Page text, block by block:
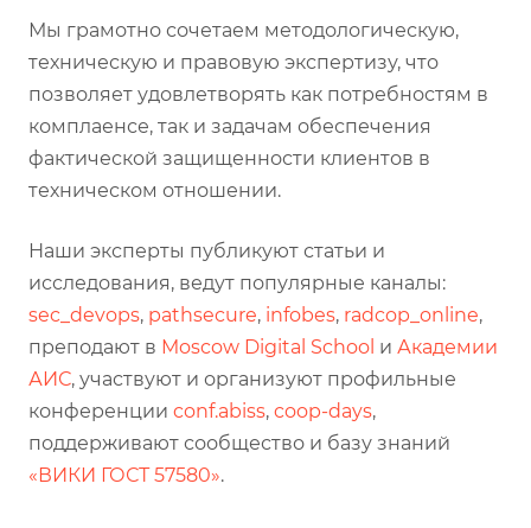
Мы грамотно сочетаем методологическую,
техническую и правовую экспертизу, что
позволяет удовлетворять как потребностям в
комплаенсе, так и задачам обеспечения
фактической защищенности клиентов в
техническом отношении.
Наши эксперты публикуют статьи и
исследования, ведут популярные каналы:
sec_devops, pathsecure, infobes, radcop_online,
преподают в Moscow Digital School и Академии
АИС, участвуют и организуют профильные
конференции conf.abiss, coop-days,
поддерживают сообщество и базу знаний
«ВИКИ ГОСТ 57580».